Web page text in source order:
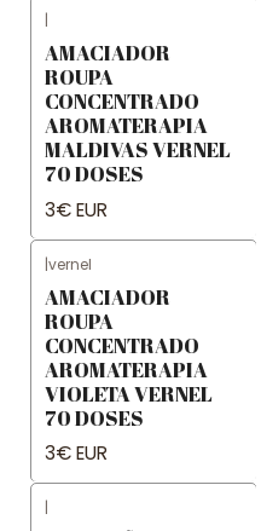
|
AMACIADOR
ROUPA
CONCENTRADO
AROMATERAPIA
MALDIVAS VERNEL
70 DOSES
3€ EUR
|vernel
AMACIADOR
ROUPA
CONCENTRADO
AROMATERAPIA
VIOLETA VERNEL
70 DOSES
3€ EUR
|